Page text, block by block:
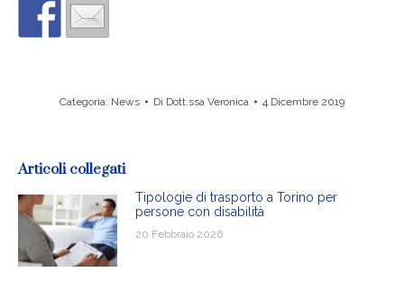
Categoria: News Di Dott.ssa Veronica 4 Dicembre 2019
Articoli collegati
Tipologie di trasporto a Torino per
persone con disabilità
20 Febbraio 2026